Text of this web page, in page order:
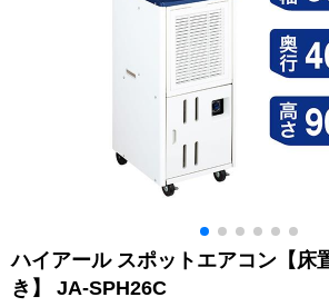
ハイアール スポットエアコン【床
き】 JA-SPH26C